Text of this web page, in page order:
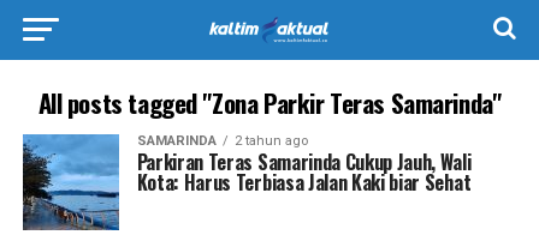
All posts tagged "Zona Parkir Teras Samarinda"
SAMARINDA 2 tahun ago
Parkiran Teras Samarinda Cukup Jauh, Wali
Kota: Harus Terbiasa Jalan Kaki biar Sehat